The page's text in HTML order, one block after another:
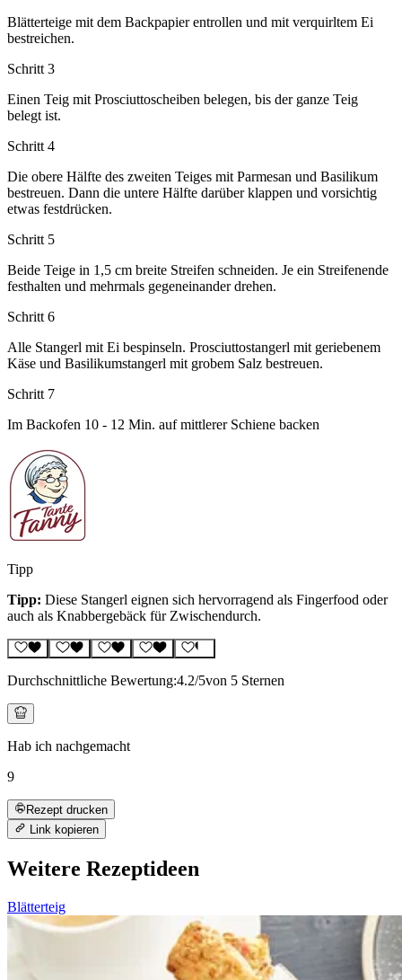
Blätterteige mit dem Backpapier entrollen und mit verquirltem Ei
bestreichen.
Schritt 3
Einen Teig mit Prosciuttoscheiben belegen, bis der ganze Teig
belegt ist.
Schritt 4
Die obere Hälfte des zweiten Teiges mit Parmesan und Basilikum
bestreuen. Dann die untere Hälfte darüber klappen und vorsichtig
etwas festdrücken.
Schritt 5
Beide Teige in 1,5 cm breite Streifen schneiden. Je ein Streifenende
festhalten und mehrmals gegeneinander drehen.
Schritt 6
Alle Stangerl mit Ei bespinseln. Prosciuttostangerl mit geriebenem
Käse und Basilikumstangerl mit grobem Salz bestreuen.
Schritt 7
Im Backofen 10 - 12 Min. auf mittlerer Schiene backen
Tipp
Tipp: Diese Stangerl eignen sich hervorragend als Fingerfood oder
auch als Knabbergebäck für Zwischendurch.
Durchschnittliche Bewertung:4.2/5von 5 Sternen
Hab ich nachgemacht
9
Rezept drucken
Link kopieren
Weitere Rezeptideen
Blätterteig